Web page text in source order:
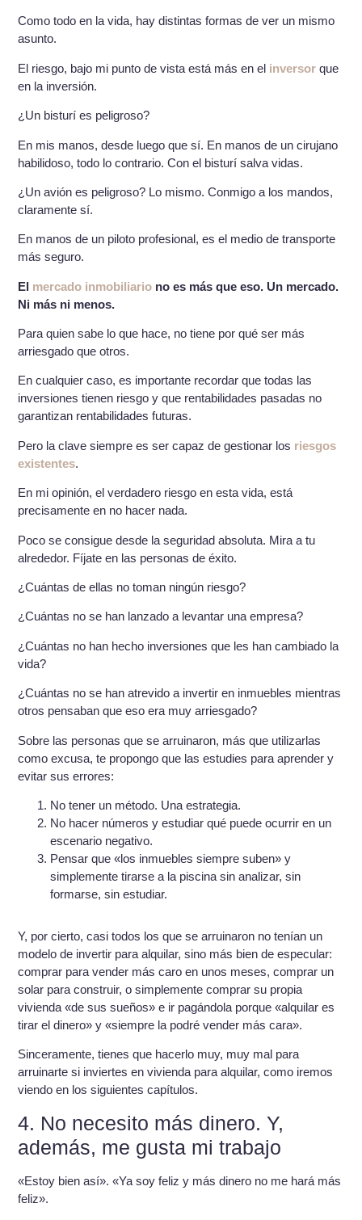
Como todo en la vida, hay distintas formas de ver un mismo
asunto.
El riesgo, bajo mi punto de vista está más en el inversorque
en la inversión.
¿Un bisturí es peligroso?
En mis manos, desde luego que sí. En manos de un cirujano
habilidoso, todo lo contrario. Con el bisturí salva vidas.
¿Un avión es peligroso? Lo mismo. Conmigo a los mandos,
claramente sí.
En manos de un piloto profesional, es el medio de transporte
más seguro.
El mercado inmobiliario no es más que eso. Un mercado.
Ni más ni menos.
Para quien sabe lo que hace, no tiene por qué ser más
arriesgado que otros.
En cualquier caso, es importante recordar que todas las
inversiones tienen riesgo y que rentabilidades pasadas no
garantizan rentabilidades futuras.
Pero la clave siempre es ser capaz de gestionar los riesgos
existentes.
En mi opinión, el verdadero riesgo en esta vida, está
precisamente en no hacer nada.
Poco se consigue desde la seguridad absoluta. Mira a tu
alrededor. Fíjate en las personas de éxito.
¿Cuántas de ellas no toman ningún riesgo?
¿Cuántas no se han lanzado a levantar una empresa?
¿Cuántas no han hecho inversiones que les han cambiado la
vida?
¿Cuántas no se han atrevido a invertir en inmuebles mientras
otros pensaban que eso era muy arriesgado?
Sobre las personas que se arruinaron, más que utilizarlas
como excusa, te propongo que las estudies para aprender y
evitar sus errores:
No tener un método. Una estrategia.
No hacer números y estudiar qué puede ocurrir en un
escenario negativo.
Pensar que «los inmuebles siempre suben» y
simplemente tirarse a la piscina sin analizar, sin
formarse, sin estudiar.
Y, por cierto, casi todos los que se arruinaron no tenían un
modelo de invertir para alquilar, sino más bien de especular:
comprar para vender más caro en unos meses, comprar un
solar para construir, o simplemente comprar su propia
vivienda «de sus sueños» e ir pagándola porque «alquilar es
tirar el dinero» y «siempre la podré vender más cara».
Sinceramente, tienes que hacerlo muy, muy mal para
arruinarte si inviertes en vivienda para alquilar, como iremos
viendo en los siguientes capítulos.
4. No necesito más dinero. Y,
además, me gusta mi trabajo
«Estoy bien así». «Ya soy feliz y más dinero no me hará más
feliz».